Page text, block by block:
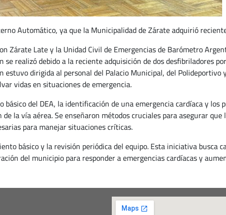
Automático, ya que la Municipalidad de Zárate adquirió
Zárate Late y la Unidad Civil de Emergencias de Barómetro
realizó debido a la reciente adquisición de dos desfibriladores
dirigida al personal del Palacio Municipal, del Polideportivo
vidas en situaciones de emergencia.
del DEA, la identificación de una emergencia cardíaca y los
la vía aérea. Se enseñaron métodos cruciales para asegurar
para manejar situaciones críticas.
básico y la revisión periódica del equipo. Esta iniciativa busca
del municipio para responder a emergencias cardíacas y